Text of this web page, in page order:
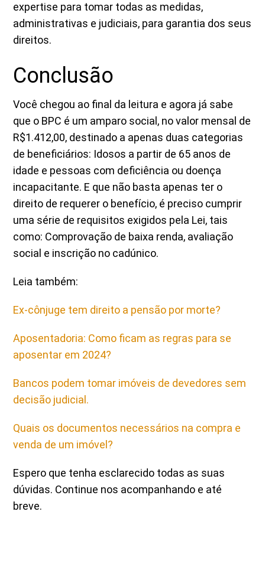
expertise para tomar todas as medidas,
administrativas e judiciais, para garantia dos seus
direitos.
Conclusão
Você chegou ao final da leitura e agora já sabe
que o BPC é um amparo social, no valor mensal de
R$1.412,00, destinado a apenas duas categorias
de beneficiários: Idosos a partir de 65 anos de
idade e pessoas com deficiência ou doença
incapacitante. E que não basta apenas ter o
direito de requerer o benefício, é preciso cumprir
uma série de requisitos exigidos pela Lei, tais
como: Comprovação de baixa renda, avaliação
social e inscrição no cadúnico.
Leia também:
Ex-cônjuge tem direito a pensão por morte?
Aposentadoria: Como ficam as regras para se
aposentar em 2024?
Bancos podem tomar imóveis de devedores sem
decisão judicial.
Quais os documentos necessários na compra e
venda de um imóvel?
Espero que tenha esclarecido todas as suas
dúvidas. Continue nos acompanhando e até
breve.